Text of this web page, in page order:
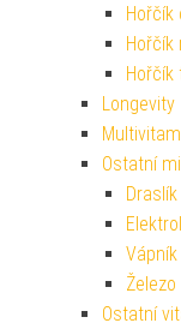
Longevity
Ostatní
Vápník
Železo
Ostatní